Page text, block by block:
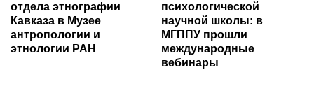
отдела этнографии
Кавказа в Музее
антропологии и
этнологии РАН
психологической
научной школы: в
МГППУ прошли
международные
вебинары